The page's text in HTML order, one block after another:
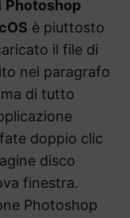
Photoshop
è piuttosto
il file di
nel paragrafo
di tutto
doppio clic
disco
finestra.
Photoshop